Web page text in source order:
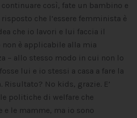
così, fate un bambino e
che l’essere femminista è
che io lavori e lui faccia il
è applicabile alla mia
– allo stesso modo in cui non lo
lui e io stessi a casa a fare la
Risultato? No kids, grazie. E’
politiche di welfare che
e le mamme, ma io sono